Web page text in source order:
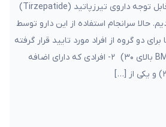
اواخر اردیبهشت از نتایج قابل توجه داروی تیرزپاتید (Tirzepatide)
سرانجام استفاده از این دارو توسط
دو گروه از افراد مورد تایید قرار گرفته
است: ۱- افراد چاق (دارای BMI بالای ۳۰) ۲- افرادی که دارای اضافه